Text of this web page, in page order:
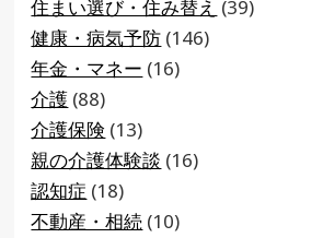
住まい選び・住み替え (39)
健康・病気予防 (146)
年金・マネー (16)
介護 (88)
介護保険 (13)
親の介護体験談 (16)
認知症 (18)
不動産・相続 (10)